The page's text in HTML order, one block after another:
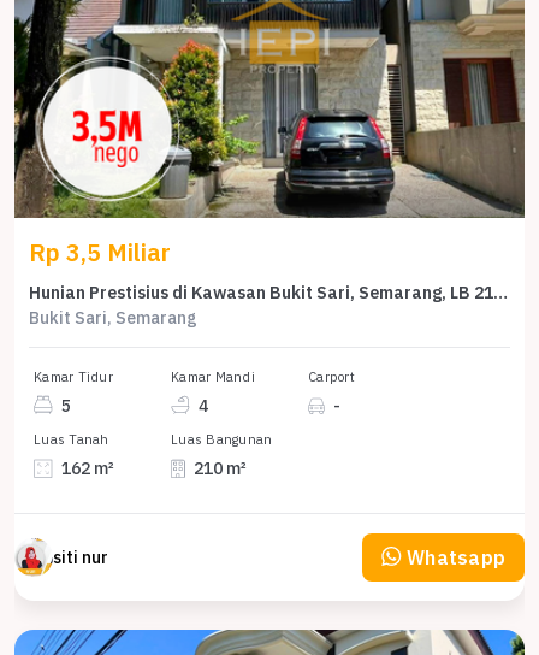
Rp 3,5 Miliar
Hunian Prestisius di Kawasan Bukit Sari, Semarang, LB 210m², Harga 3,5 Miliar
Bukit Sari, Semarang
Kamar Tidur
5
Kamar Mandi
4
Carport
-
Luas Tanah
162 m²
Luas Bangunan
210 m²
siti nur Whatsapp